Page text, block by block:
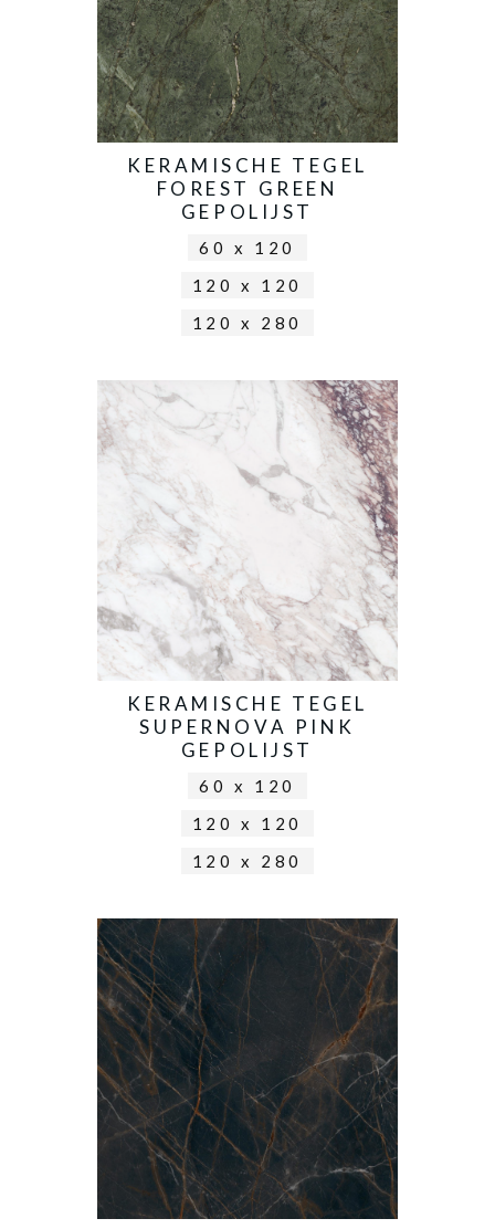
KERAMISCHE TEGEL
FOREST GREEN
GEPOLIJST
60 x 120
120 x 120
120 x 280
KERAMISCHE TEGEL
SUPERNOVA PINK
GEPOLIJST
60 x 120
120 x 120
120 x 280